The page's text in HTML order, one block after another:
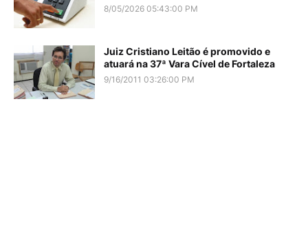
8/05/2026 05:43:00 PM
Juiz Cristiano Leitão é promovido e
atuará na 37ª Vara Cível de Fortaleza
9/16/2011 03:26:00 PM